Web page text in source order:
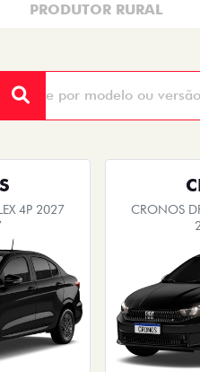
PRODUTOR RURAL
4P 2027
CRONOS